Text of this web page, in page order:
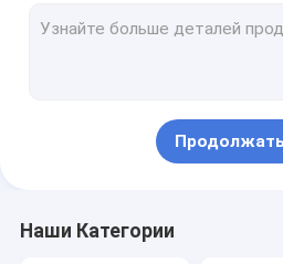
Кольцо с печатью пыли
Продолжать
Наши Категории